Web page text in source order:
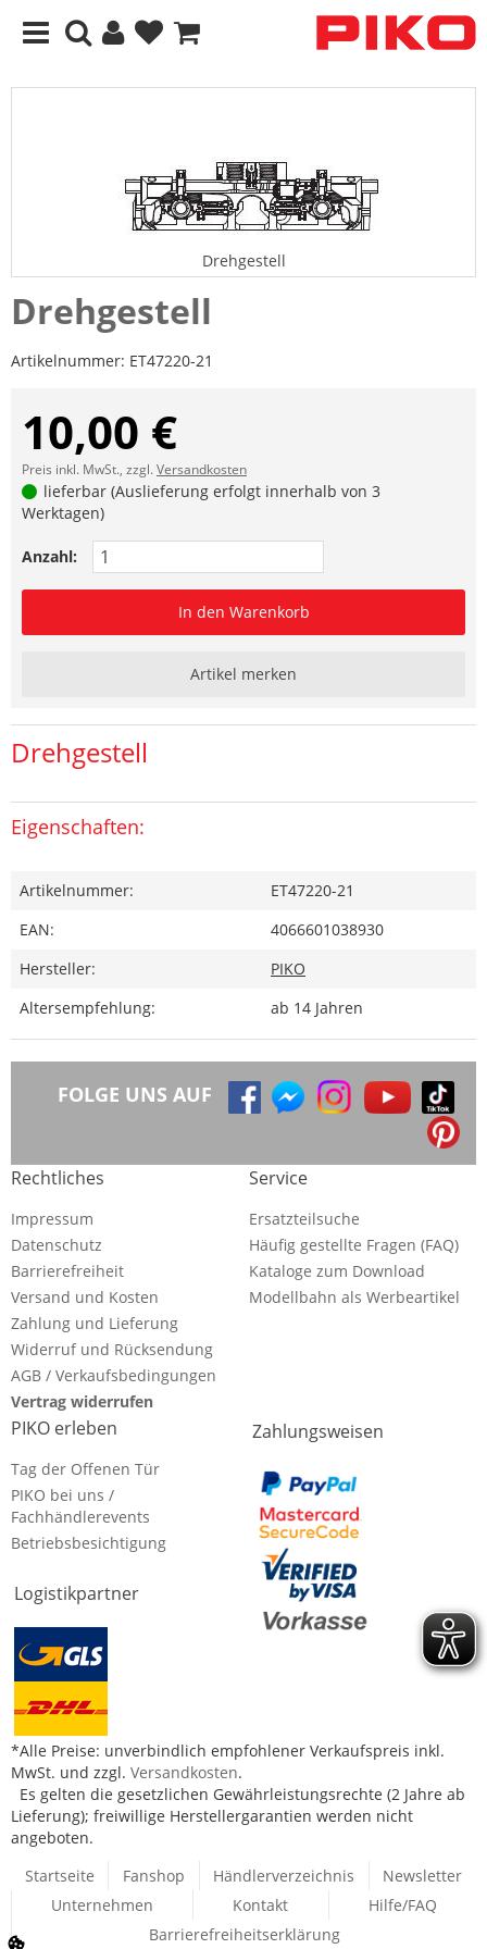
Drehgestell
Drehgestell
Artikelnummer: ET47220-21
10,00 €
Preis inkl. MwSt., zzgl.Versandkosten
lieferbar (Auslieferung erfolgt innerhalb von 3
Werktagen)
Anzahl:
In den Warenkorb
Artikel merken
Drehgestell
Eigenschaften:
Artikelnummer:
ET47220-21
EAN:
4066601038930
Hersteller:
PIKO
Altersempfehlung:
ab 14 Jahren
FOLGE UNS AUF
Rechtliches
Impressum
Datenschutz
Barrierefreiheit
Versand und Kosten
Zahlung und Lieferung
Widerruf und Rücksendung
AGB / Verkaufsbedingungen
Vertrag widerrufen
Service
Ersatzteilsuche
Häufig gestellte Fragen (FAQ)
Kataloge zum Download
Modellbahn als Werbeartikel
PIKO erleben
Tag der Offenen Tür
PIKO bei uns /
Fachhändlerevents
Betriebsbesichtigung
Logistikpartner
Zahlungsweisen
*Alle Preise: unverbindlich empfohlener Verkaufspreis inkl.
MwSt. und zzgl. Versandkosten.
Es gelten die gesetzlichen Gewährleistungsrechte (2 Jahre ab
Lieferung); freiwillige Herstellergarantien werden nicht
angeboten.
Startseite
Fanshop Händlerverzeichnis
Newsletter
Unternehmen
Kontakt
Hilfe/FAQ
Barrierefreiheitserklärung